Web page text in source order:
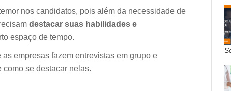
nos candidatos, pois além da necessidade de
destacar suas habilidades e
espaço de tempo.
empresas fazem entrevistas em grupo e
se destacar nelas.